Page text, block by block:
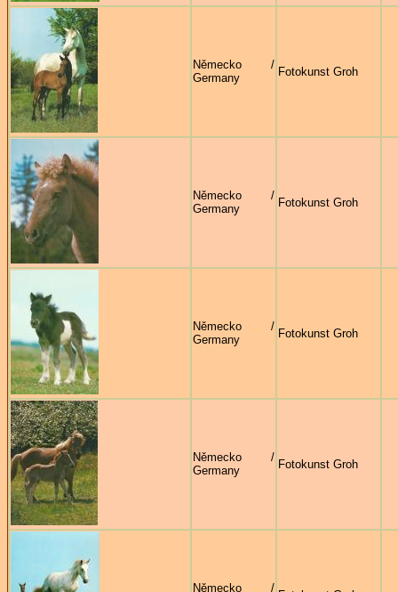
Německo /
Germany
Fotokunst Groh
Německo /
Germany
Fotokunst Groh
Německo /
Germany
Fotokunst Groh
Německo /
Germany
Fotokunst Groh
Německo /